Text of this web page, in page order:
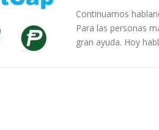
Continuamos
Para las personas
gran ayuda. Hoy